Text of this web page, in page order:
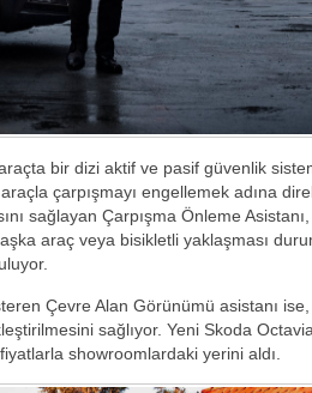
bir dizi aktif ve pasif güvenlik
çarpışmayı engellemek adına
sağlayan Çarpışma Önleme
araç veya bisikletli yaklaşması
Çevre Alan Görünümü asistanı ise,
sağlıyor. Yeni Skoda Octavia,
showroomlardaki yerini aldı.